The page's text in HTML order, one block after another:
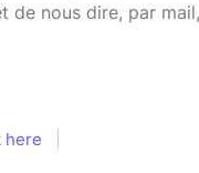
de nous dire, par